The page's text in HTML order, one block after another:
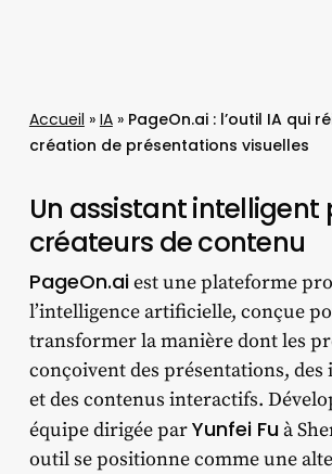
Accueil » IA» PageOn.ai : l’outil IA qui
création de présentations visuelles
Un assistant intelligent
créateurs de contenu
PageOn.aiest une plateforme
l’intelligence artificielle, conçue
transformer la manière dont les
conçoivent des présentations, des
et des contenus interactifs.
équipe dirigée parYunfei Fuà
outil se positionne comme une